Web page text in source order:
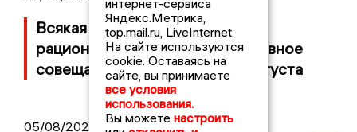
Всякая тульская магия имеет
рациональное начало. Оперативное
совещание правительства 4 августа
05/08/2026 12:36
интернет-сервиса
Яндекс.Метрика,
top.mail.ru, LiveInternet.
На сайте используются
cookie. Оставаясь на
сайте, вы принимаете
все условия
использования.
Вы можете настроить